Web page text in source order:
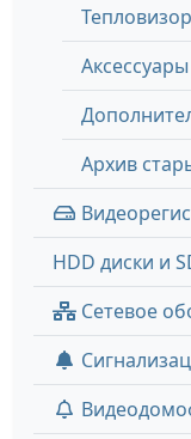
Архив
HDD диски и
Сетевое